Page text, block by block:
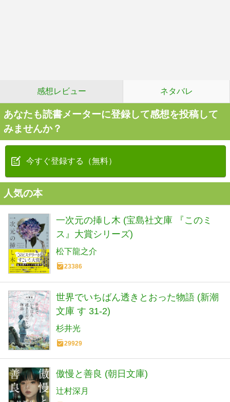
感想レビュー ネタバレ
あなたも読書メーターに登録して感想を投稿して
みませんか？
今すぐ登録する（無料）
人気の本
一次元の挿し木 (宝島社文庫 『このミ
ス』大賞シリーズ)
松下龍之介
23386
世界でいちばん透きとおった物語 (新潮
文庫 す 31-2)
杉井光
29929
傲慢と善良 (朝日文庫)
辻村深月